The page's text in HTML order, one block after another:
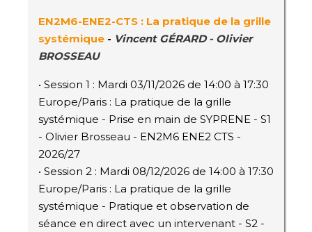
EN2M6-ENE2-CTS : La pratique de la grille
systémique - Vincent GÉRARD - Olivier
BROSSEAU
• Session 1 : Mardi 03/11/2026 de 14:00 à 17:30
Europe/Paris : La pratique de la grille
systémique - Prise en main de SYPRENE - S1
- Olivier Brosseau - EN2M6 ENE2 CTS -
2026/27
• Session 2 : Mardi 08/12/2026 de 14:00 à 17:30
Europe/Paris : La pratique de la grille
systémique - Pratique et observation de
séance en direct avec un intervenant - S2 -